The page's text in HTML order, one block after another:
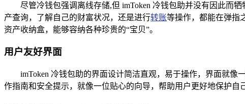
尽管冷钱包强调离线存储,但 imToken 冷钱包助并没有因此而
产查询，了解自己的财富状况，还是进行转账等操作，都能在弹指
资产收纳盒，能够容纳各种珍贵的“宝贝”。
用户友好界面
imToken 冷钱包助的界面设计简洁直观，易于操作，界面就
作指南和安全提示，就像一位贴心的向导，帮助用户更好地保护自